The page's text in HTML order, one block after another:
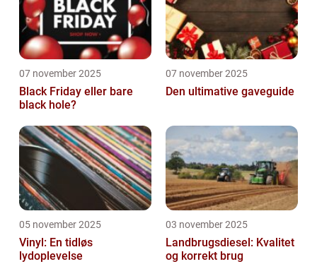
07 november 2025
Black Friday eller bare
black hole?
07 november 2025
Den ultimative gaveguide
05 november 2025
Vinyl: En tidløs
lydoplevelse
03 november 2025
Landbrugsdiesel: Kvalitet
og korrekt brug